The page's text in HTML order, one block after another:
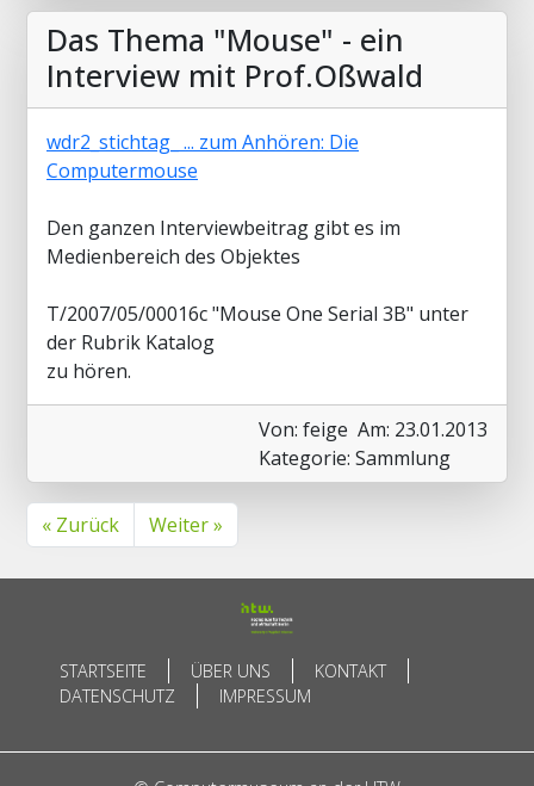
Das Thema "Mouse" - ein
Interview mit Prof.Oßwald
wdr2_stichtag_ ... zum Anhören: Die
Computermouse
Den ganzen Interviewbeitrag gibt es im
Medienbereich des Objektes
T/2007/05/00016c "Mouse One Serial 3B" unter
der Rubrik Katalog
zu hören.
Von: feige Am: 23.01.2013
Kategorie: Sammlung
« Zurück Weiter »
STARTSEITE ÜBER UNS
KONTAKT
DATENSCHUTZ
IMPRESSUM